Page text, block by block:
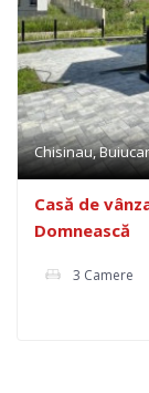
Chisinau,
Casă de
Domnească
3 Camere